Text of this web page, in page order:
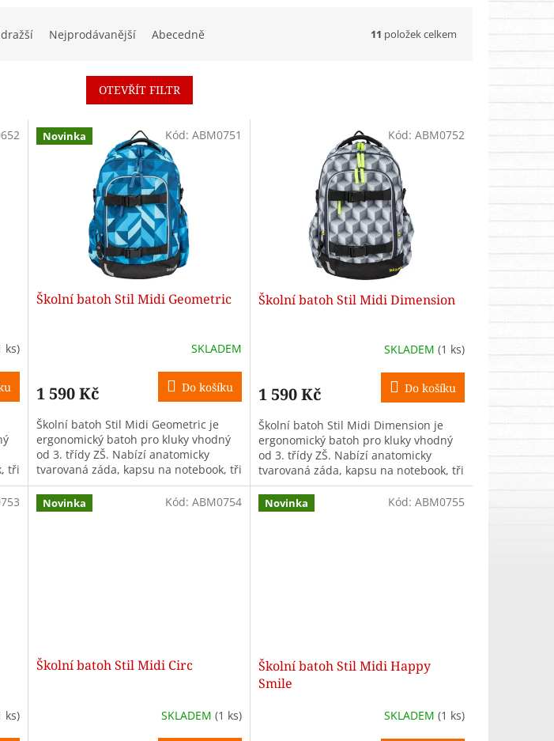
Nejprodávanější Abecedně 11 položek celkem
OTEVŘÍT FILTR
ks)
tři
Novinka
Školní batoh Stil Midi Geometric
SKLADEM
1 590 Kč Do košíku
Školní batoh Stil Midi Geometric je
ergonomický batoh pro kluky vhodný
od 3. třídy ZŠ. Nabízí anatomicky
tvarovaná záda, kapsu na notebook, tři
komory, objem 26 l a hmotnost...
Kód: ABM0751
Školní batoh Stil Midi Dimension
SKLADEM (1 ks)
1 590 Kč Do košíku
Školní batoh Stil Midi Dimension je
ergonomický batoh pro kluky vhodný
od 3. třídy ZŠ. Nabízí anatomicky
tvarovaná záda, kapsu na notebook, tři
komory, objem 26 l a hmotnost...
Kód: ABM0752
ks)
Novinka
Školní batoh Stil Midi Circ
SKLADEM (1 ks)
Kód: ABM0754 Novinka
Školní batoh Stil Midi Happy
Smile
SKLADEM (1 ks)
Kód: ABM0755